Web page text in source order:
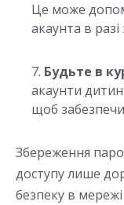
Це може
акаунта в
Будьте в
акаунти
щоб
Збереження
доступу лише
безпеку в